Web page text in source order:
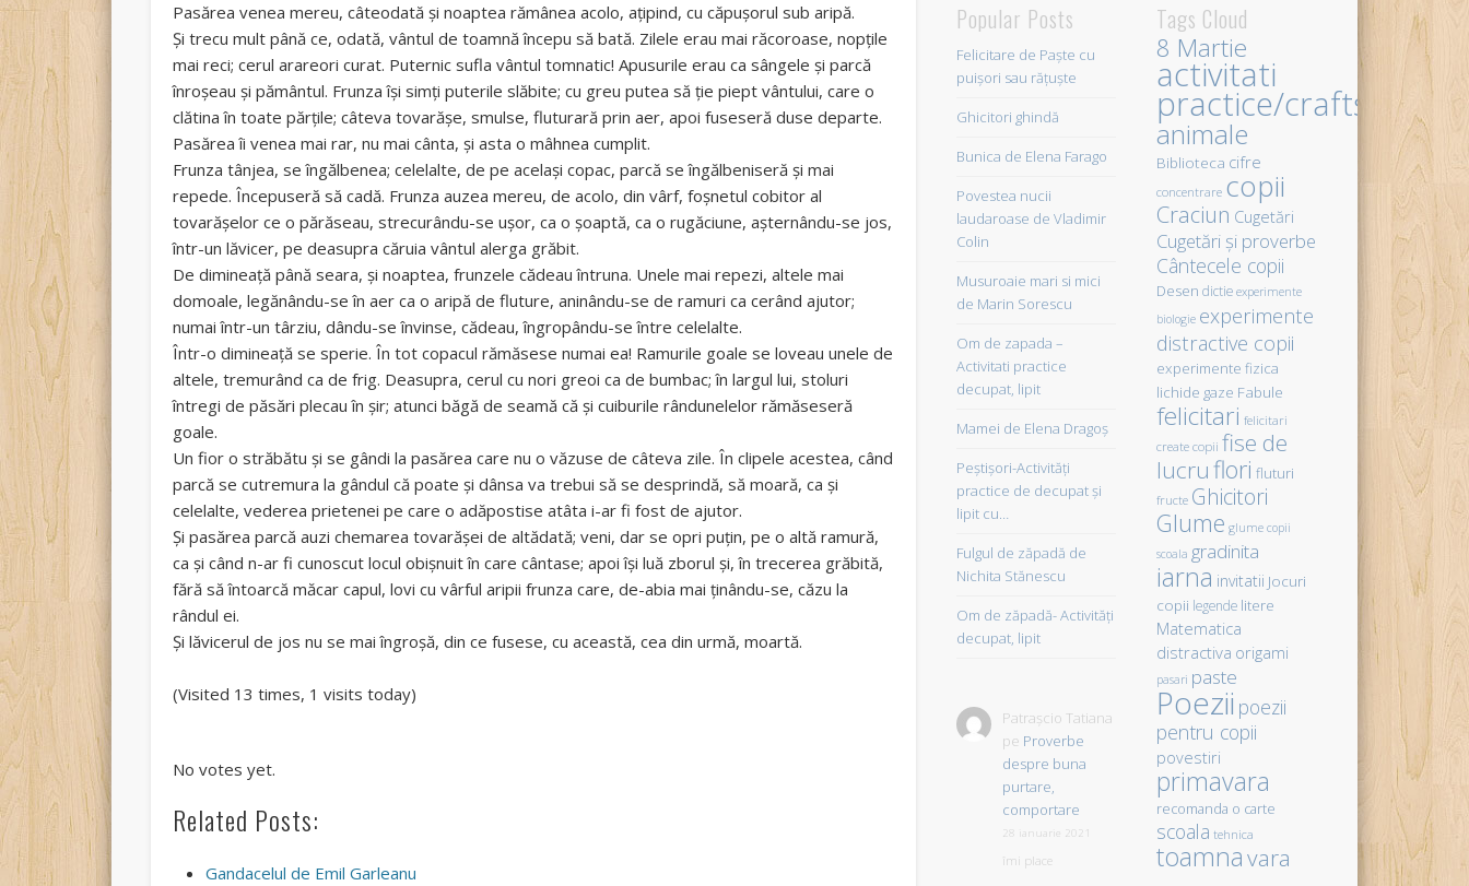
Pasărea venea mereu, câteodată și noaptea rămânea acolo, ațipind, cu căpușorul sub aripă.
Și trecu mult până ce, odată, vântul de toamnă începu să bată. Zilele erau mai răcoroase, nopțile
mai reci; cerul arareori curat. Puternic sufla vântul tomnatic! Apusurile erau ca sângele și parcă
înroșeau și pământul. Frunza își simți puterile slăbite; cu greu putea să ție piept vântului, care o
clătina în toate părțile; câteva tovarășe, smulse, fluturară prin aer, apoi fuseseră duse departe.
Pasărea îi venea mai rar, nu mai cânta, și asta o mâhnea cumplit.
Frunza tânjea, se îngălbenea; celelalte, de pe același copac, parcă se îngălbeniseră și mai
repede. Începuseră să cadă. Frunza auzea mereu, de acolo, din vârf, foșnetul cobitor al
tovarășelor ce o părăseau, strecurându-se ușor, ca o șoaptă, ca o rugăciune, așternându-se jos,
într-un lăvicer, pe deasupra căruia vântul alerga grăbit.
De dimineață până seara, și noaptea, frunzele cădeau întruna. Unele mai repezi, altele mai
domoale, legănându-se în aer ca o aripă de fluture, aninându-se de ramuri ca cerând ajutor;
numai într-un târziu, dându-se învinse, cădeau, îngropându-se între celelalte.
Într-o dimineață se sperie. În tot copacul rămăsese numai ea! Ramurile goale se loveau unele de
altele, tremurând ca de frig. Deasupra, cerul cu nori greoi ca de bumbac; în largul lui, stoluri
întregi de păsări plecau în șir; atunci băgă de seamă că și cuiburile rândunelelor rămăseseră
goale.
Un fior o străbătu și se gândi la pasărea care nu o văzuse de câteva zile. În clipele acestea, când
parcă se cutremura la gândul că poate și dânsa va trebui să se desprindă, să moară, ca și
celelalte, vederea prietenei pe care o adăpostise atâta i-ar fi fost de ajutor.
Și pasărea parcă auzi chemarea tovarășei de altădată; veni, dar se opri puțin, pe o altă ramură,
ca și când n-ar fi cunoscut locul obișnuit în care cântase; apoi își luă zborul și, în trecerea grăbită,
fără să întoarcă măcar capul, lovi cu vârful aripii frunza care, de-abia mai ținându-se, căzu la
rândul ei.
Și lăvicerul de jos nu se mai îngroșă, din ce fusese, cu această, cea din urmă, moartă.
(Visited 13 times, 1 visits today)
No votes yet.
Related Posts:
Gandacelul de Emil Garleanu
Popular Posts
Felicitare de Paște cu
puișori sau rățuște
Ghicitori ghindă
Bunica de Elena Farago
Povestea nucii
laudaroase de Vladimir
Colin
Musuroaie mari si mici
de Marin Sorescu
Om de zapada –
Activitati practice
decupat, lipit
Mamei de Elena Dragoş
Peştişori-Activităţi
practice de decupat şi
lipit cu…
Fulgul de zăpadă de
Nichita Stănescu
Om de zăpadă- Activităţi
decupat, lipit
Patrașcio Tatiana
pe Proverbe
despre buna
purtare,
comportare
28 ianuarie 2021
îmi place
Tags Cloud
8 Martie
activitati
practice/crafts
animale
Biblioteca cifre
concentrare copii
Craciun Cugetări
Cugetări şi proverbe
Cântecele copii
Desen dictie experimente
biologie experimente
distractive copii
experimente fizica
lichide gaze Fabule
felicitari felicitari
create copii fise de
lucruflori fluturi
fructe Ghicitori
Glume glume copii
scoala gradinita
iarna invitatii Jocuri
copii legende litere
Matematica
distractiva origami
pasari paste
Poezii poezii
pentru copii
povestiri
primavara
recomanda o carte
scoala tehnica
toamnavara